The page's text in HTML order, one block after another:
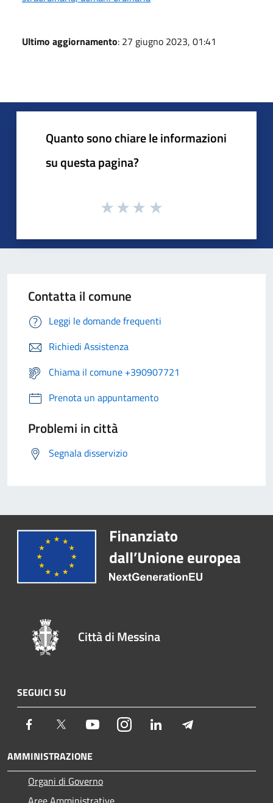
Ultimo aggiornamento: 27 giugno 2023, 01:41
Quanto sono chiare le informazioni
su questa pagina?
Contatta il comune
Leggi le domande frequenti
Richiedi Assistenza
Chiama il comune +390907721
Prenota un appuntamento
Problemi in città
Segnala disservizio
Città di Messina
SEGUICI SU
Facebook Twitter YoutubeInstagram LinkedIn
AMMINISTRAZIONE
Organi di Governo